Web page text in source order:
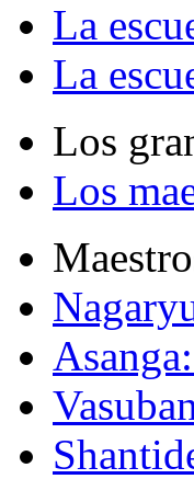
La
La
Los
Los